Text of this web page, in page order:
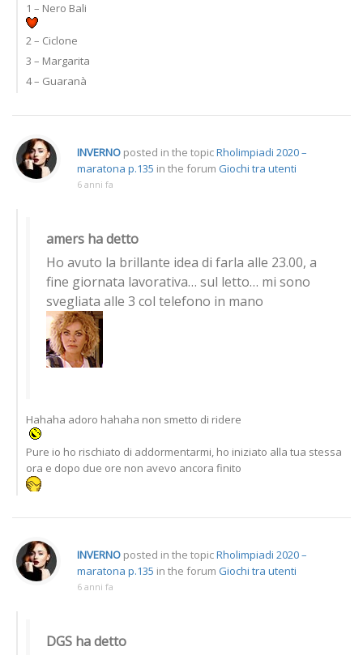
1 – Nero Bali
2 – Ciclone
3 – Margarita
4 – Guaranà
INVERNO posted in the topicRholimpiadi 2020 –
maratona p.135 in the forum Giochi tra utenti
6 anni fa
amers ha detto
Ho avuto la brillante idea di farla alle 23.00, a
fine giornata lavorativa… sul letto… mi sono
svegliata alle 3 col telefono in mano
Hahaha adoro hahaha non smetto di ridere
Pure io ho rischiato di addormentarmi, ho iniziato alla tua stessa
ora e dopo due ore non avevo ancora finito
INVERNO posted in the topicRholimpiadi 2020 –
maratona p.135 in the forum Giochi tra utenti
6 anni fa
DGS ha detto